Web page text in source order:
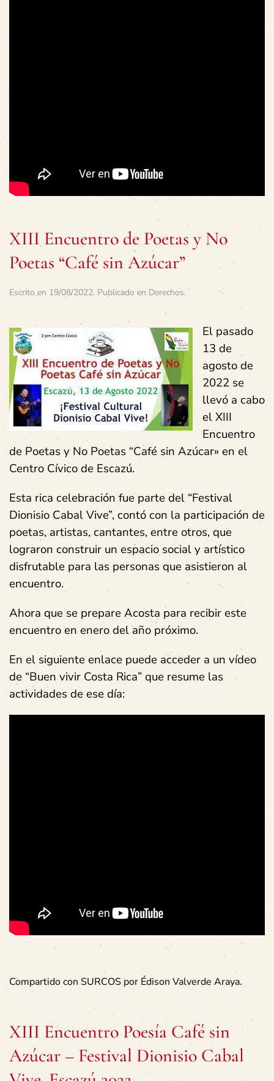
XIII Encuentro de Poetas y No
Poetas “Café sin Azúcar”
Escrito en 19/08/2022. Publicado en Derechos.
El pasado
13 de
agosto de
2022 se
llevó a cabo
el XIII
Encuentro
de Poetas y No Poetas “Café sin Azúcar» en el
Centro Cívico de Escazú.
Esta rica celebración fue parte del “Festival
Dionisio Cabal Vive”, contó con la participación de
poetas, artistas, cantantes, entre otros, que
lograron construir un espacio social y artístico
disfrutable para las personas que asistieron al
encuentro.
Ahora que se prepare Acosta para recibir este
encuentro en enero del año próximo.
En el siguiente enlace puede acceder a un vídeo
de “Buen vivir Costa Rica” que resume las
actividades de ese día:
Compartido con SURCOS por Édison Valverde Araya.
XIII Encuentro Poesía Café sin
Azúcar – Festival Dionisio Cabal